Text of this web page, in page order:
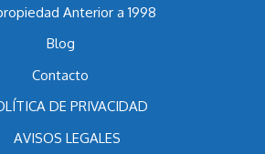
Inicio
Anterior a 1998
Blog
Contacto
DE PRIVACIDAD